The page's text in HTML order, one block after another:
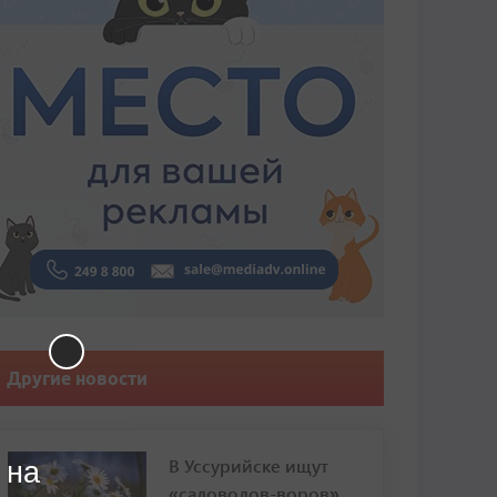
Другие новости
В Уссурийске ищут